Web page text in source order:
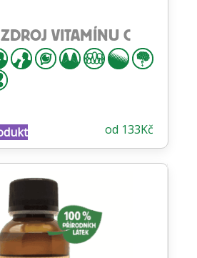
VITAMÍNU C
od 133Kč